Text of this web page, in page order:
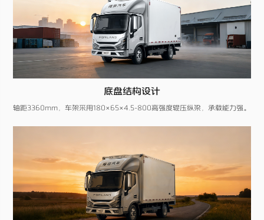
底盘结构设计
轴距3360mm，车架采用180×65×4.5-800高强度辊压纵梁，承载能力强。